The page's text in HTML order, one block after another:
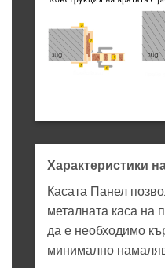
Характеристики
Касата Панел
металната каса на
да е необходимо
минимално